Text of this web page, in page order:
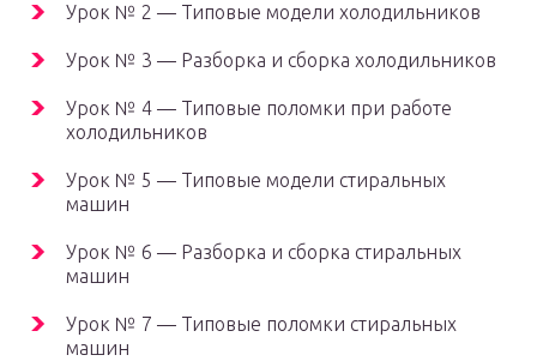
Урок № 2 — Типовые модели холодильников
Урок № 3 — Разборка и сборка холодильников
Урок № 4 — Типовые поломки при работе
холодильников
Урок № 5 — Типовые модели стиральных
машин
Урок № 6 — Разборка и сборка стиральных
машин
Урок № 7 — Типовые поломки стиральных
машин